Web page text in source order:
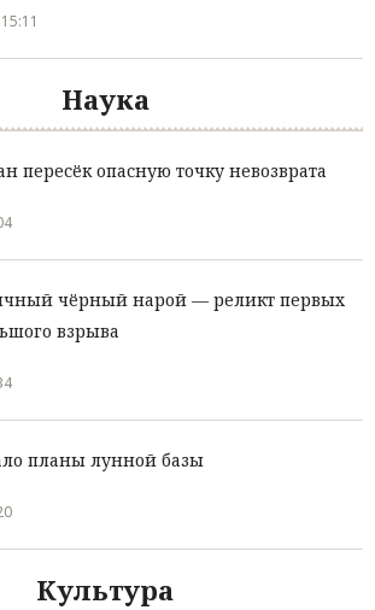
Наука
пересёк опасную точку невозврата
чёрный нарой — реликт первых
взрыва
планы лунной базы
Культура